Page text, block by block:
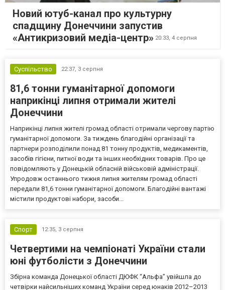
Новий ютуб-канал про культурну
спадщину Донеччини запустив
«Антикризовий медіа-центр» 20:33, 4 серпня
Суспільство 22:37, 3 серпня
81,6 тонни гуманітарної допомоги
наприкінці липня отримали жителі
Донеччини
Наприкінці липня жителі громад області отримали чергову партію
гуманітарної допомоги. За тиждень благодійні організації та
партнери розподілили понад 81 тонну продуктів, медикаментів,
засобів гігієни, питної води та інших необхідних товарів. Про це
повідомляють у Донецькій обласній військовій адміністрації.
Упродовж останнього тижня липня жителям громад області
передали 81,6 тонни гуманітарної допомоги. Благодійні вантажі
містили продуктові набори, засоби...
Спорт 12:35, 3 серпня
Четвертими на чемпіонаті України стали
юні футболісти з Донеччини
Збірна команда Донецької області ДЮФК “Альфа” увійшла до
четвірки найсильніших команд України серед юнаків 2012–2013